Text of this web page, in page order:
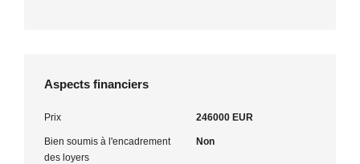
Aspects financiers
Prix 246000 EUR
Bien soumis à l'encadrement
des loyers
Non